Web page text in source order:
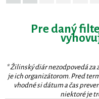
Pre daný
* Žilinský diár nezodpovedá
je ich organizátorom. Pred
vhodné si dátum a čas
niektoré je